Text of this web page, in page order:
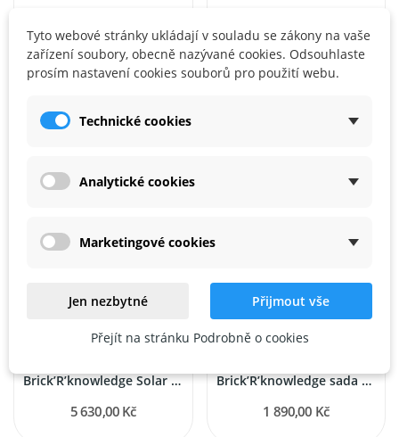
BRICK’R‘KNOWLEDGE
Brick'R'Knowledge 9V napájecí zdroj 1A s ochranou
BRICK’R‘KNOWLEDGE
Brick’R’knowledge Solar Set – solární...
5 630,00 Kč
Brick’R’knowledge sada LED kostek – 7 barev
1 890,00 Kč
Tyto webové stránky ukládají v souladu se zákony na vaše
zařízení soubory, obecně nazývané cookies. Odsouhlaste
prosím nastavení cookies souborů pro použití webu.
Technické cookies
Analytické cookies
Marketingové cookies
Jen nezbytné Přijmout vše
Přejít na stránku Podrobně o cookies